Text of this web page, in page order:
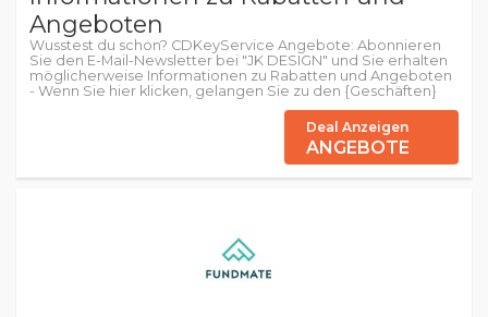
Angeboten
Wusstest du schon? CDKeyService Angebote: Abonnieren
Sie den E-Mail-Newsletter bei "JK DESIGN" und Sie erhalten
möglicherweise Informationen zu Rabatten und Angeboten
- Wenn Sie hier klicken, gelangen Sie zu den {Geschäften}
Deal Anzeigen
ANGEBOTE